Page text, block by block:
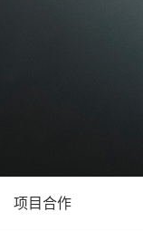
项目合作